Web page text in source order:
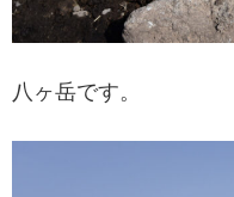
八ヶ岳です。